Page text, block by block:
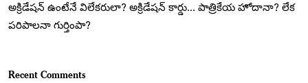
అక్రిడేషన్ ఉంటేనే విలేకరులా? అక్రిడేషన్ కార్డు… పాత్రికేయ హోదానా? లేక
పరిపాలనా గుర్తింపా?
Recent Comments